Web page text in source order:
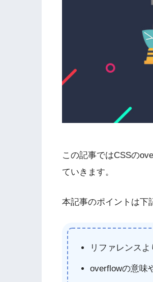
この記事ではCSSの
ていきます。
本記事のポイントは下
リファレンス
overflowの意味